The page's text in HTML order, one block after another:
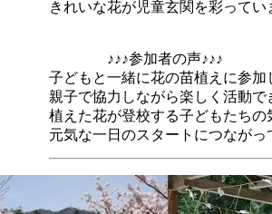
きれいな花が児童玄関を彩ってい
♪♪♪参加者の声♪♪♪
子どもと一緒に花の苗植えに参加
親子で協力しながら楽しく活動
植えた花が登校する子どもたちの
元気な一日のスタートにつなが